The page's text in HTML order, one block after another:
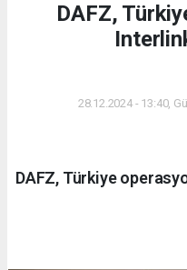
DAFZ,
28.12.2024 - 13:40,
DAFZ, Türkiye